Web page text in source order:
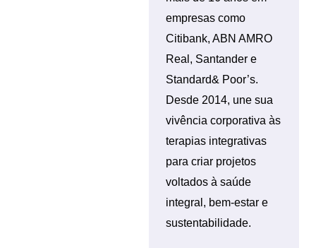
empresas como
Citibank, ABN AMRO
Real, Santander e
Standard& Poor’s.
Desde 2014, une sua
vivência corporativa às
terapias integrativas
para criar projetos
voltados à saúde
integral, bem-estar e
sustentabilidade.